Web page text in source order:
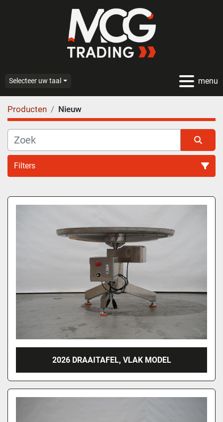
menu
Selecteer uw taal
Producten Nieuw
Filters
Alle categoriën
2026 DRAAITAFEL, VLAK MODEL